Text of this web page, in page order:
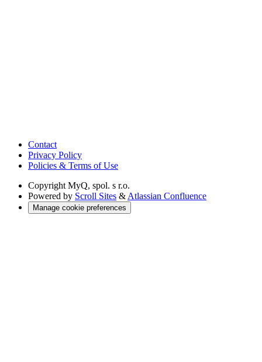
Contact
Privacy Policy
Policies & Terms of Use
Copyright MyQ, spol. s r.o.
Powered by Scroll Sites & Atlassian Confluence
Manage cookie preferences